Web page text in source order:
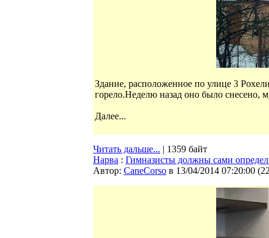
Здание, расположенное по улице 3
горело.Неделю назад оно было снесено,
Далее...
Читать дальше... | 1359 байт
Нарва : Гимназисты должны сами
Автор: CaneCorso в 13/04/2014 07:20:00 (